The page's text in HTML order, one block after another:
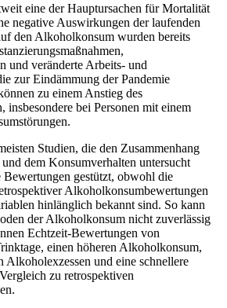
eine der Hauptursachen für Mortalität
negative Auswirkungen der laufenden
den Alkoholkonsum wurden bereits
und veränderte Arbeits- und
zur Eindämmung der Pandemie
zu einem Anstieg des
bei Personen mit einem
Studien, die den Zusammenhang
dem Konsumverhalten untersucht
Bewertungen gestützt, obwohl die
Alkoholkonsumbewertungen
hinlänglich bekannt sind. So kann
der Alkoholkonsum nicht zuverlässig
Echtzeit-Bewertungen von
einen höheren Alkoholkonsum,
Alkoholexzessen und eine schnellere
zu retrospektiven